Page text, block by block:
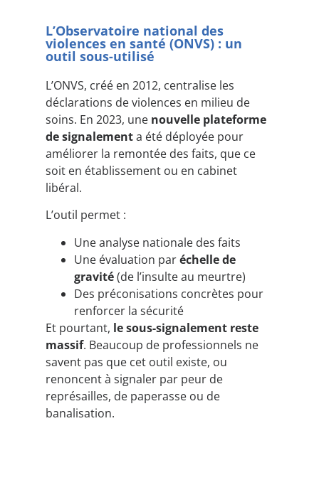
L’Observatoire national des
violences en santé (ONVS) : un
outil sous-utilisé
L’ONVS, créé en 2012, centralise les
déclarations de violences en milieu de
soins. En 2023, une nouvelle plateforme
de signalementa été déployée pour
améliorer la remontée des faits, que ce
soit en établissement ou en cabinet
libéral.
L’outil permet :
Une analyse nationale des faits
Une évaluation paréchelle de
gravité(de l’insulte au meurtre)
Des préconisations concrètes pour
renforcer la sécurité
Et pourtant, le sous-signalement reste
massif. Beaucoup de professionnels ne
savent pas que cet outil existe, ou
renoncent à signaler par peur de
représailles, de paperasse ou de
banalisation.